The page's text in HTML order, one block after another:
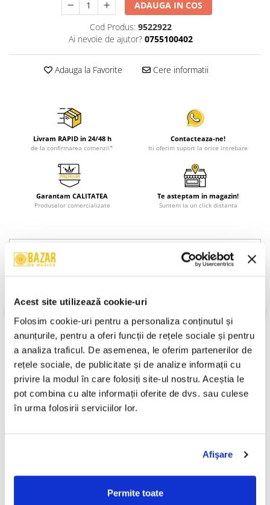
Acest site utilizează cookie-uri
Folosim cookie-uri pentru a personaliza conținutul și
anunțurile, pentru a oferi funcții de rețele sociale și pentru
a analiza traficul. De asemenea, le oferim partenerilor de
rețele sociale, de publicitate și de analize informații cu
privire la modul în care folosiți site-ul nostru. Aceștia le
pot combina cu alte informații oferite de dvs. sau culese
în urma folosirii serviciilor lor.
Afişare
Permite toate
ADAUGA IN COS
Cod Produs: 9522922
Ai nevoie de ajutor? 0755100402
Adauga la Favorite Cere informatii
Livram RAPID in 24/48 h
de la confirmarea comenzii*
Contacteaza-ne!
Iti oferim suport la orice intrebare
Garantam CALITATEA
Produselor comercializate
Te asteptam in magazin!
Suntem la un click distanta
Descriere
Informatii conformitate produs
Review-uri (0)
PRODUSE ALTERNATIVE
49,99 Lei